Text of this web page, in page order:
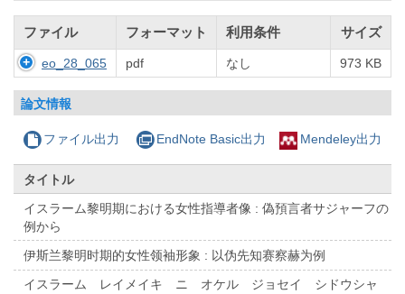
ファイル フォーマット 利用条件 サイズ
eo_28_065 pdf なし 973 KB
論文情報
ファイル出力 EndNote Basic出力 Mendeley出力
タイトル
イスラーム黎明期における女性指導者像 : 偽預言者サジャーフの
例から
伊斯兰黎明时期的女性领袖形象 : 以伪先知赛察赫为例
イスラーム レイメイキ ニ オケル ジョセイ シドウシャ